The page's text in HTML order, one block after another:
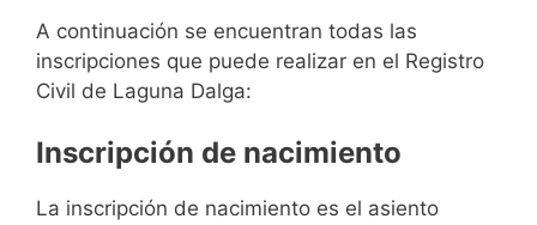
A continuación se encuentran todas las
inscripciones que puede realizar en el Registro
Civil de Laguna Dalga:
Inscripción de nacimiento
La inscripción de nacimiento es el asiento